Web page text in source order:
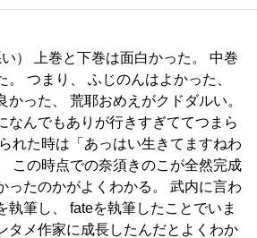
） 上巻と下巻は面白かった。 中巻
。 つまり、 ふじのんはよかった、
かった、 荒耶おめえがクドダルい。
なんでもありが行きすぎててつまら
れた時は「あっはい生きてますねわ
この時点での奈須きのこが全然完成
ったのかがよくわかる。 武内に言わ
執筆し、 fateを執筆したことでいま
タメ作家に成長したんだとよくわか